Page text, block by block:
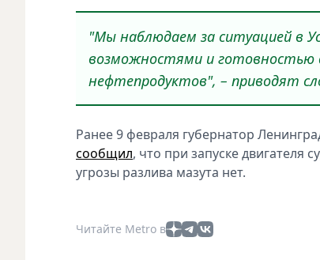
"Мы наблюдаем за ситуацией в
возможностями и готовностью
нефтепродуктов", – приводят
Ранее 9 февраля губернатор
сообщил, что при запуске двигателя
угрозы разлива мазута нет.
Читайте Metro в